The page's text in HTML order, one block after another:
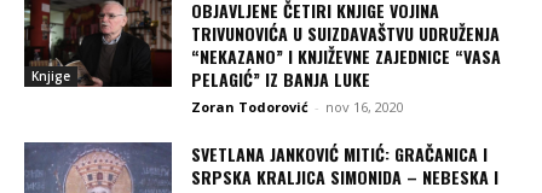
Knjige
OBJAVLJENE ČETIRI KNJIGE VOJINA
TRIVUNOVIĆA U SUIZDAVAŠTVU UDRUŽENJA
“NEKAZANO” I KNJIŽEVNE ZAJEDNICE “VASA
PELAGIĆ” IZ BANJA LUKE
Zoran Todorović - nov 16, 2020
SVETLANA JANKOVIĆ MITIĆ: GRAČANICA I
SRPSKA KRALJICA SIMONIDA – NEBESKA I